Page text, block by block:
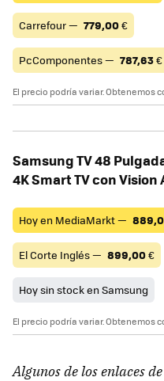
Carrefour — 779,00€
PcComponentes — 787,63€
El precio podría variar. Obtenemos
Samsung TV 48
4K Smart TV con Vision
Hoy en MediaMarkt —
El Corte Inglés — 899,00€
Hoy sin stock en Samsung
El precio podría variar. Obtenemos
Algunos de los enlaces